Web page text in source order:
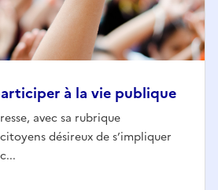
à la vie publique
avec sa rubrique
désireux de s’impliquer